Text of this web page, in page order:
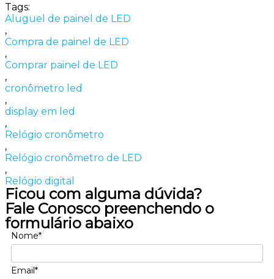
Tags:
Aluguel de painel de LED
,
Compra de painel de LED
,
Comprar painel de LED
,
cronômetro led
,
display em led
,
Relógio cronômetro
,
Relógio cronômetro de LED
,
Relógio digital
Ficou com alguma dúvida?
Fale Conosco preenchendo o
formulário abaixo
Nome*
Email*